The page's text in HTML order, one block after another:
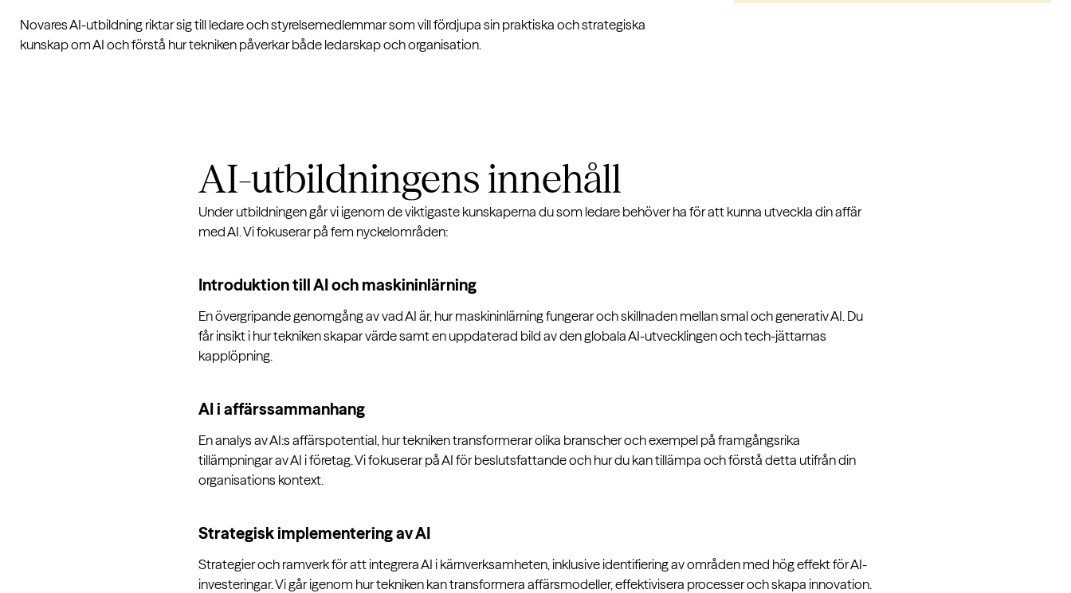
Novares AI-utbildning riktar sig till ledare och styrelsemedlemmar som vill fördjupa sin praktiska och strategiska
kunskap om AI och förstå hur tekniken påverkar både ledarskap och organisation.
AI-utbildningens innehåll
Under utbildningen går vi igenom de viktigaste kunskaperna du som ledare behöver ha för att kunna utveckla din affär
med AI. Vi fokuserar på fem nyckelområden:
Introduktion till AI och maskininlärning
En övergripande genomgång av vad AI är, hur maskininlärning fungerar och skillnaden mellan smal och generativ AI. Du
får insikt i hur tekniken skapar värde samt en uppdaterad bild av den globala AI-utvecklingen och tech-jättarnas
kapplöpning.
AI i affärssammanhang
En analys av AI:s affärspotential, hur tekniken transformerar olika branscher och exempel på framgångsrika
tillämpningar av AI i företag. Vi fokuserar på AI för beslutsfattande och hur du kan tillämpa och förstå detta utifrån din
organisations kontext.
Strategisk implementering av AI
Strategier och ramverk för att integrera AI i kärnverksamheten, inklusive identifiering av områden med hög effekt för AI-
investeringar. Vi går igenom hur tekniken kan transformera affärsmodeller, effektivisera processer och skapa innovation.